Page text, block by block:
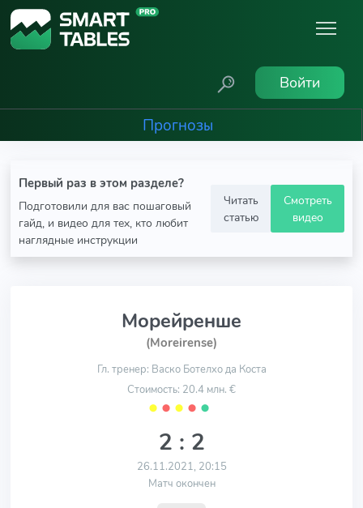
Войти
Прогнозы
Первый раз в этом разделе?
Подготовили для вас пошаговый
гайд, и видео для тех, кто любит
наглядные инструкции
Читать
статью
Смотреть
видео
Морейренше
(Moreirense)
Гл. тренер: Васко Ботелхо да Коста
Стоимость: 20.4 млн. €
⬤ ⬤ ⬤ ⬤ ⬤
2 : 2
26.11.2021, 20:15
Матч окончен